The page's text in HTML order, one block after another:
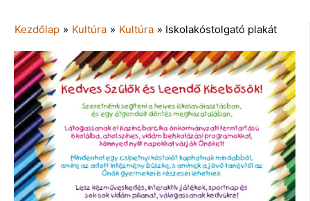
Kezdőlap » Kultúra » Kultúra » Iskolakóstolgató plakát